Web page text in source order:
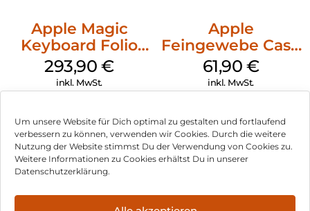
Um unsere Website für Dich optimal zu gestalten und fortlaufend
verbessern zu können, verwenden wir Cookies. Durch die weitere
Nutzung der Website stimmst Du der Verwendung von Cookies zu.
Weitere Informationen zu Cookies erhältst Du in unserer
Datenschutzerklärung.
Apple Magic
Keyboard Folio
iPad 10.9″ (10.Gen.)
Weiß
293,90€
inkl. MwSt.
Apple
Feingewebe Case
iPhone 15 Pro
MagSafe Schwarz
61,90 €
inkl. MwSt.
Impressum